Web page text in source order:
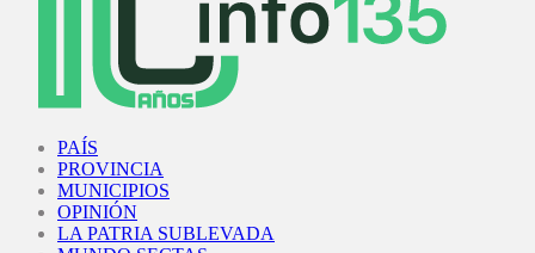
PAÍS
PROVINCIA
MUNICIPIOS
OPINIÓN
LA PATRIA SUBLEVADA